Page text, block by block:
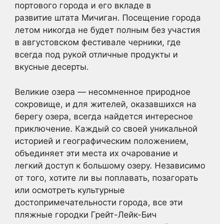
портового города и его вкладе в
развитие штата Мичиган. Посещение города
летом никогда не будет полным без участия
в августовском фестивале черники, где
всегда под рукой отличные продукты и
вкусные десерты.
Великие озера — несомненное природное
сокровище, и для жителей, оказавшихся на
берегу озера, всегда найдется интересное
приключение. Каждый со своей уникальной
историей и географическим положением,
объединяет эти места их очарование и
легкий доступ к большому озеру. Независимо
от того, хотите ли вы поплавать, позагорать
или осмотреть культурные
достопримечательности города, все эти
пляжные городки Грейт-Лейк-Бич